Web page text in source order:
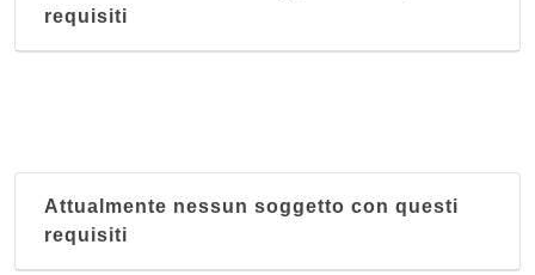
requisiti
Attualmente nessun soggetto con questi
requisiti